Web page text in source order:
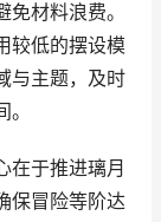
材料浪费。
较低的摆设模
与主题，及时
在于推进璃月
保冒险等阶达